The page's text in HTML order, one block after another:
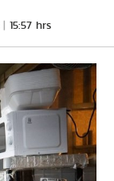
15:57 hrs